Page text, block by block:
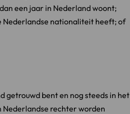
een jaar in Nederland woont;
Nederlandse nationaliteit heeft; of
getrouwd bent en nog steeds in het
Nederlandse rechter worden